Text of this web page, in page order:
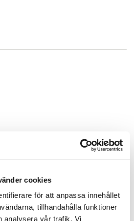
cookies
för att anpassa innehållet
tillhandahålla funktioner
analysera vår trafik. Vi